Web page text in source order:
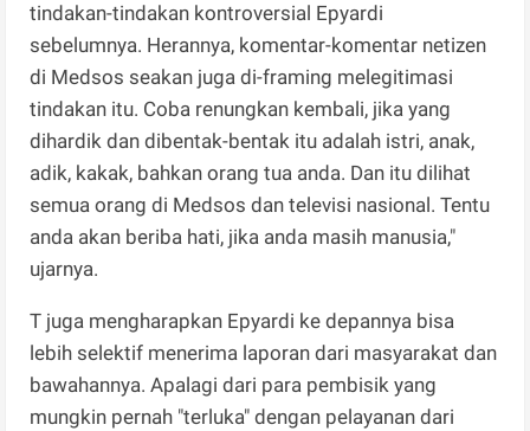
tindakan-tindakan kontroversial Epyardi
sebelumnya. Herannya, komentar-komentar netizen
di Medsos seakan juga di-framing melegitimasi
tindakan itu. Coba renungkan kembali, jika yang
dihardik dan dibentak-bentak itu adalah istri, anak,
adik, kakak, bahkan orang tua anda. Dan itu dilihat
semua orang di Medsos dan televisi nasional. Tentu
anda akan beriba hati, jika anda masih manusia,"
ujarnya.
T juga mengharapkan Epyardi ke depannya bisa
lebih selektif menerima laporan dari masyarakat dan
bawahannya. Apalagi dari para pembisik yang
mungkin pernah "terluka" dengan pelayanan dari